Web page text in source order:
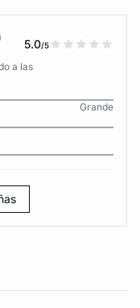
5.0/5
a las
Grande